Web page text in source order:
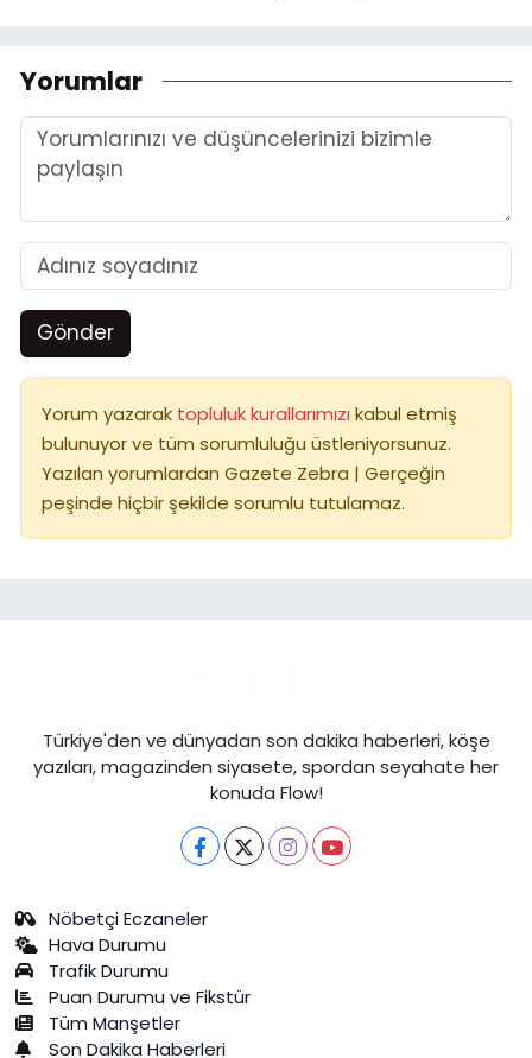
Yorumlar
Gönder
Yorum yazarak topluluk kurallarımızı kabul etmiş
bulunuyor ve tüm sorumluluğu üstleniyorsunuz.
Yazılan yorumlardan Gazete Zebra | Gerçeğin
peşinde hiçbir şekilde sorumlu tutulamaz.
Türkiye'den ve dünyadan son dakika haberleri, köşe
yazıları, magazinden siyasete, spordan seyahate her
konuda Flow!
Nöbetçi Eczaneler
Hava Durumu
Trafik Durumu
Puan Durumu ve Fikstür
Tüm Manşetler
Son Dakika Haberleri